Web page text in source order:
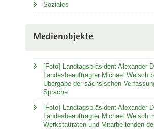
Soziales
Medienobjekte
[Foto] Landtagspräsident Alexander
Landesbeauftragter Michael Welsch
Übergabe der sächsischen
Sprache
[Foto] Landtagspräsident Alexander
Landesbeauftragter Michael Welsch
Werkstatträten und Mitarbeitenden